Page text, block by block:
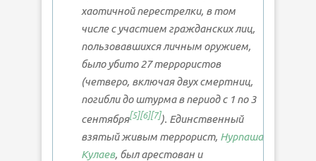
хаотичной перестрелки, в том
числе с участием гражданских лиц,
пользовавшихся личным оружием,
было убито 27 террористов
(четверо, включая двух смертниц,
погибли до штурма в период с 1 по 3
сентября[5][6][7]). Единственный
взятый живым террорист, Нурпаша
Кулаев, был арестован и